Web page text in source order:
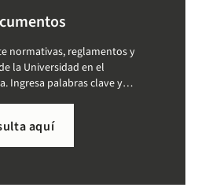
normativas, reglamentos y
la Universidad en el
Ingresa palabras clave y
aquí